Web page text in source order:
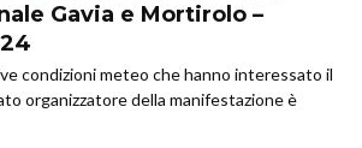
Gavia e Mortirolo –
condizioni meteo che hanno interessato il
organizzatore della manifestazione è